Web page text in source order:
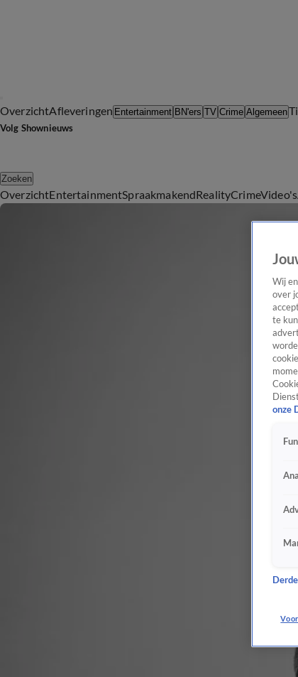
OverzichtAfleveringen Entertainment BN'ers TV Crime Algemeen
Volg Shownieuws
Zoeken
OverzichtEntertainmentSpraakmakendRealityCrimeVideo's
Wij
over
te
onze